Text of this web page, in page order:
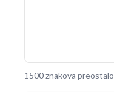
1500 znakova preostalo